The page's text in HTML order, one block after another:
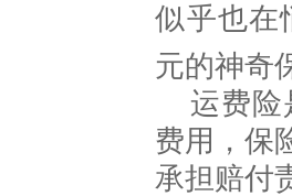
似乎也在
元的神奇
运费险
费用，保
承担赔付